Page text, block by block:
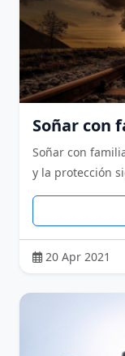
Soñar con
Soñar con
y la protección
20 Apr 2021